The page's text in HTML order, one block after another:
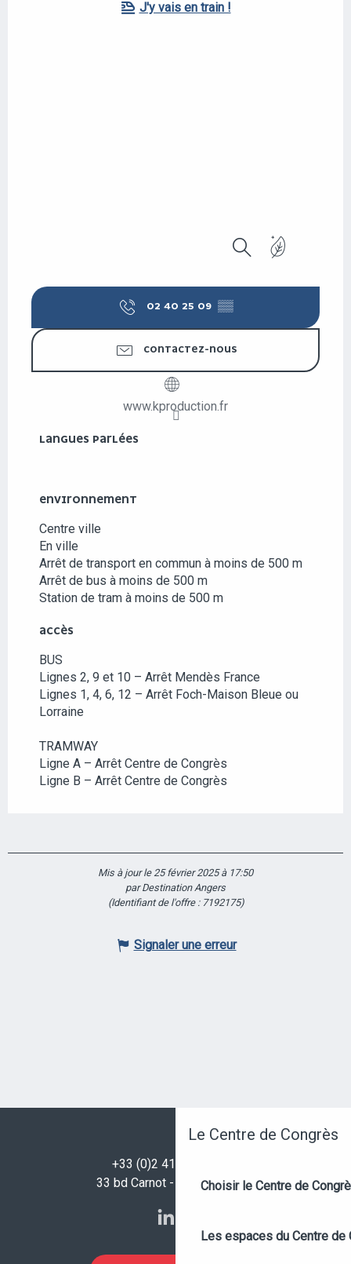
Le Centre de Congrès
Choisir le Centre de
Les espaces du Centre de
J'y vais en train !
02 40 25 09 ▒▒
CONTACTEZ-NOUS
www.kproduction.fr
LANGUES PARLÉES
LANGUES PARLÉES
ENVIRONNEMENT
ENVIRONNEMENT
Centre ville
En ville
Arrêt de transport en commun à moins de 500 m
Arrêt de bus à moins de 500 m
Station de tram à moins de 500 m
ACCÈS
ACCÈS
BUS
Lignes 2, 9 et 10 – Arrêt Mendès France
Lignes 1, 4, 6, 12 – Arrêt Foch-Maison Bleue ou
Lorraine
TRAMWAY
Ligne A – Arrêt Centre de Congrès
Ligne B – Arrêt Centre de Congrès
Mis à jour le 25 février 2025 à 17:50
par Destination Angers
(Identifiant de l'offre : 7192175)
Signaler une erreur
+33 (0)2 41 96 32 32
33 bd Carnot - 49100 Angers